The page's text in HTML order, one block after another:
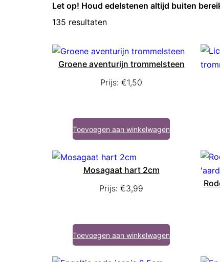
Let op! Houd edelstenen altijd buiten
135 resultaten
Groene aventurijn trommelsteen
Prijs: €1,50
Toevoegen aan winkelwagen
Mosagaat hart 2cm
Prijs: €3,99
Toevoegen aan winkelwagen